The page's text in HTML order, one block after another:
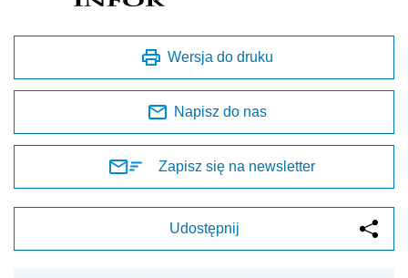
Wersja do druku
Napisz do nas
Zapisz się na newsletter
Udostępnij